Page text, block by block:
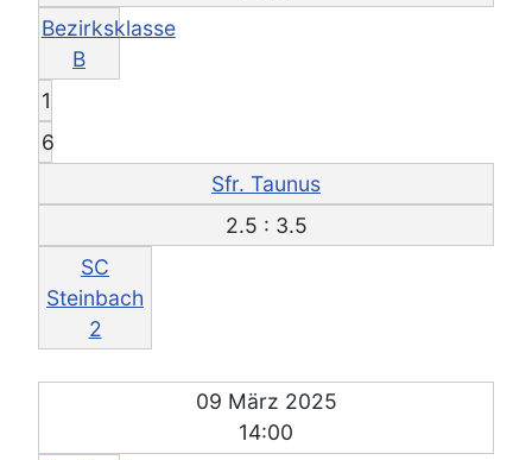
Bezirksklasse
B
1
6
Sfr. Taunus
2.5 : 3.5
SC
Steinbach
2
09 März 2025
14:00